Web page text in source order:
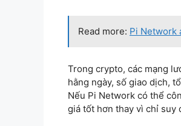
Read more: Pi Network
Trong crypto, các mạng
hằng ngày, số giao dịch,
Nếu Pi Network có thể
giá tốt hơn thay vì chỉ suy